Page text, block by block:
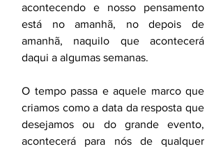
acontecendo e nosso pensamento
está no amanhã, no depois de
amanhã, naquilo que acontecerá
daqui a algumas semanas.
O tempo passa e aquele marco que
criamos como a data da resposta que
desejamos ou do grande evento,
acontecerá para nós de qualquer